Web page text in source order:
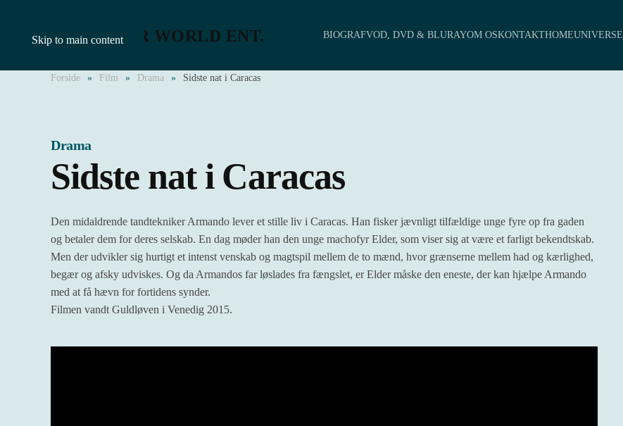
Skip to main content BIOGRAFVOD, DVD & BLURAYOM OSKONTAKTHOMEUNIVERSE
Forside Film Drama Sidste nat i Caracas
Drama
Sidste nat i Caracas
Den midaldrende tandtekniker Armando lever et stille liv i Caracas. Han fisker jævnligt tilfældige unge fyre op fra gaden
og betaler dem for deres selskab. En dag møder han den unge machofyr Elder, som viser sig at være et farligt bekendtskab.
Men der udvikler sig hurtigt et intenst venskab og magtspil mellem de to mænd, hvor grænserne mellem had og kærlighed,
begær og afsky udviskes. Og da Armandos far løslades fra fængslet, er Elder måske den eneste, der kan hjælpe Armando
med at få hævn for fortidens synder.
Filmen vandt Guldløven i Venedig 2015.